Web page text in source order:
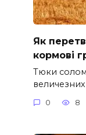
Як
кормові
Тюки
0 8